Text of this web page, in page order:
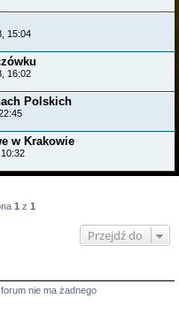
15:04
16:02
Polskich
w Krakowie
1 z 1
Przejdź do
nie ma żadnego